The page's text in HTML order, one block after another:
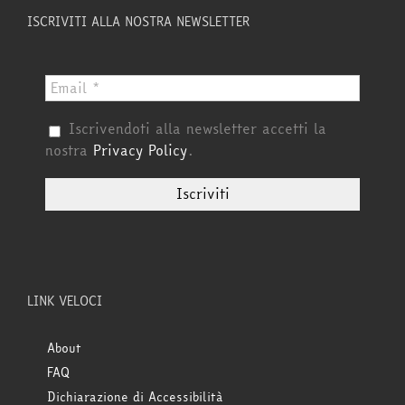
ISCRIVITI ALLA NOSTRA NEWSLETTER
Iscrivendoti alla newsletter accetti la
nostra Privacy Policy.
LINK VELOCI
About
FAQ
Dichiarazione di Accessibilità